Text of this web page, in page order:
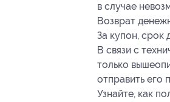
в случае
Возврат
За купон, срок
В связи с
только
отправить его
Узнайте, как